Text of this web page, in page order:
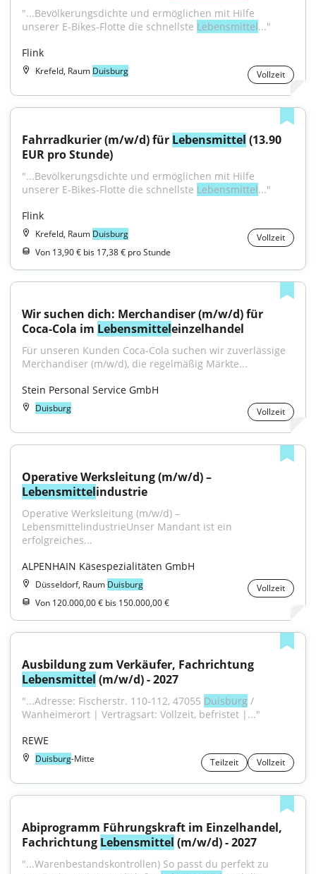
"...Bevölkerungsdichte und ermöglichen mit Hilfe
unserer E-Bikes-Flotte die schnellste Lebensmittel..."
Flink
Krefeld, Raum Duisburg Vollzeit
Fahrradkurier (m/w/d) für Lebensmittel (13.90
EUR pro Stunde)
"...Bevölkerungsdichte und ermöglichen mit Hilfe
unserer E-Bikes-Flotte die schnellste Lebensmittel..."
Flink
Krefeld, Raum Duisburg
Vollzeit
Von 13,90 € bis 17,38 € pro Stunde
Wir suchen dich: Merchandiser (m/w/d) für
Coca-Cola im Lebensmitteleinzelhandel
Für unseren Kunden Coca-Cola suchen wir zuverlässige
Merchandiser (m/w/d), die regelmäßig Märkte...
Stein Personal Service GmbH
Duisburg Vollzeit
Lebensmittelindustrie
Operative Werksleitung (m/w/d) –
LebensmittelindustrieUnser Mandant ist ein
erfolgreiches...
ALPENHAIN Käsespezialitäten GmbH
Düsseldorf, Raum Duisburg
Vollzeit
Von 120.000,00 € bis 150.000,00 €
Lebensmittel (m/w/d) - 2027
"...Adresse: Fischerstr. 110-112, 47055 Duisburg /
Wanheimerort | Vertragsart: Vollzeit, befristet |..."
REWE
Duisburg-Mitte Teilzeit Vollzeit
Abiprogramm Führungskraft im Einzelhandel,
Fachrichtung Lebensmittel (m/w/d) - 2027
"...Warenbestandskontrollen) So passt du perfekt zu